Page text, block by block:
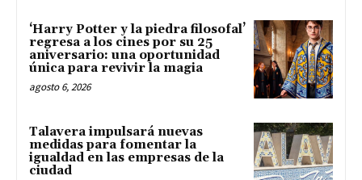
‘Harry Potter y la piedra filosofal’
regresa a los cines por su 25
aniversario: una oportunidad
única para revivir la magia
agosto 6, 2026
Talavera impulsará nuevas
medidas para fomentar la
igualdad en las empresas de la
ciudad